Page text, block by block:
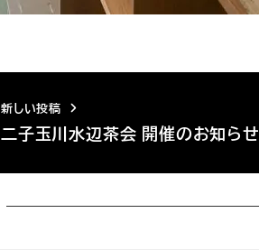
新しい投稿
二子玉川水辺茶会 開催のお知らせ